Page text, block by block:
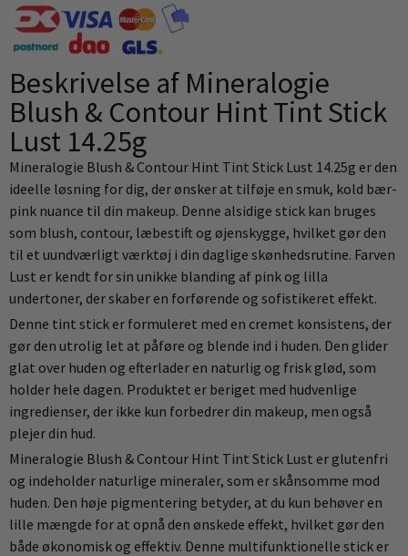
Beskrivelse af Mineralogie
Blush & Contour Hint Tint Stick
Lust 14.25g
Mineralogie Blush & Contour Hint Tint Stick Lust 14.25g er den
ideelle løsning for dig, der ønsker at tilføje en smuk, kold bær-
pink nuance til din makeup. Denne alsidige stick kan bruges
som blush, contour, læbestift og øjenskygge, hvilket gør den
til et uundværligt værktøj i din daglige skønhedsrutine. Farven
Lust er kendt for sin unikke blanding af pink og lilla
undertoner, der skaber en forførende og sofistikeret effekt.
Denne tint stick er formuleret med en cremet konsistens, der
gør den utrolig let at påføre og blende ind i huden. Den glider
glat over huden og efterlader en naturlig og frisk glød, som
holder hele dagen. Produktet er beriget med hudvenlige
ingredienser, der ikke kun forbedrer din makeup, men også
plejer din hud.
Mineralogie Blush & Contour Hint Tint Stick Lust er glutenfri
og indeholder naturlige mineraler, som er skånsomme mod
huden. Den høje pigmentering betyder, at du kun behøver en
lille mængde for at opnå den ønskede effekt, hvilket gør den
både økonomisk og effektiv. Denne multifunktionelle stick er